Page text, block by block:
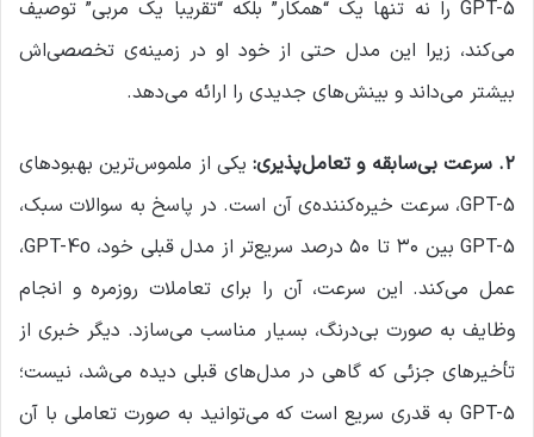
GPT-5 را نه تنها یک “همکار” بلکه “تقریباً یک مربی” توصیف
می‌کند، زیرا این مدل حتی از خود او در زمینه‌ی تخصصی‌اش
بیشتر می‌داند و بینش‌های جدیدی را ارائه می‌دهد.
۲.سرعت بی‌سابقه و تعامل‌پذیری: یکی از ملموس‌ترین بهبودهای
GPT-5، سرعت خیره‌کننده‌ی آن است. در پاسخ به سوالات سبک،
GPT-5 بین ۳۰ تا ۵۰ درصد سریع‌تر از مدل قبلی خود، GPT-4o،
عمل می‌کند. این سرعت، آن را برای تعاملات روزمره و انجام
وظایف به صورت بی‌درنگ، بسیار مناسب می‌سازد. دیگر خبری از
تأخیرهای جزئی که گاهی در مدل‌های قبلی دیده می‌شد، نیست؛
GPT-5 به قدری سریع است که می‌توانید به صورت تعاملی با آن